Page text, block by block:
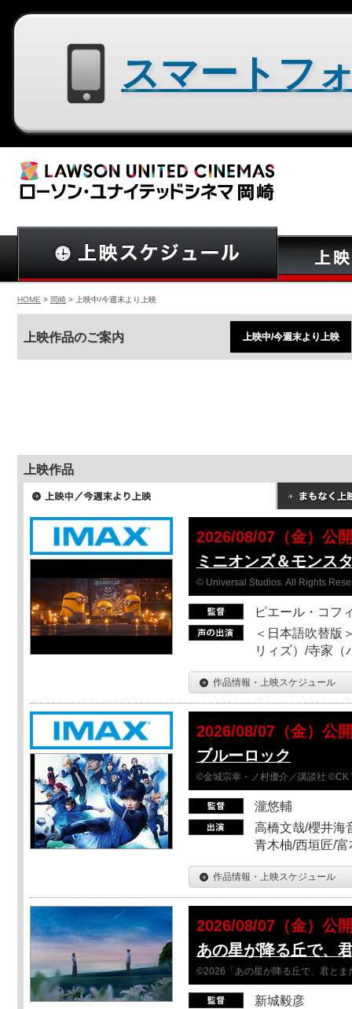
HOME > 岡崎 > 上映中/今週末より上映
上映作品のご案内 上映中/今週末より上映
上映作品
2026/08/07（金）公
ミニオンズ＆モンス
© Universal Studios. All Rights
ピエール・コフ
＜日本語吹替版
リィズ）/寺家（
作品情報・上映スケジュール
2026/08/07（金）公
ブルーロック
©金城宗幸・ノ村優介／講談社 ©CK
瀧悠輔
高橋文哉/櫻井海
青木柚/西垣匠/
作品情報・上映スケジュール
2026/08/07（金）公
あの星が降る丘で、
©2026「あの星が降る丘で、君とま
新城毅彦